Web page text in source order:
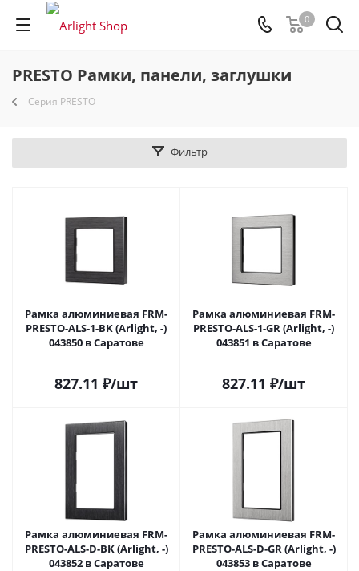
0
PRESTO Рамки, панели, заглушки
Серия PRESTO
Фильтр
Рамка алюминиевая FRM-
PRESTO-ALS-1-BK (Arlight, -)
043850 в Саратове
827.11 ₽/шт
Рамка алюминиевая FRM-
PRESTO-ALS-1-GR (Arlight, -)
043851 в Саратове
827.11 ₽/шт
Рамка алюминиевая FRM-
PRESTO-ALS-D-BK (Arlight, -)
043852 в Саратове
Рамка алюминиевая FRM-
PRESTO-ALS-D-GR (Arlight, -)
043853 в Саратове